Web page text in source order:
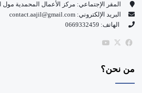
ك
المقر الإجتماعي: مركز الأعمال المحمدية مول
البريد الإلكتروني: contact.aajil@gmail.com
الهاتف: 0669332459
فيسبوك
‫X
من نحن؟